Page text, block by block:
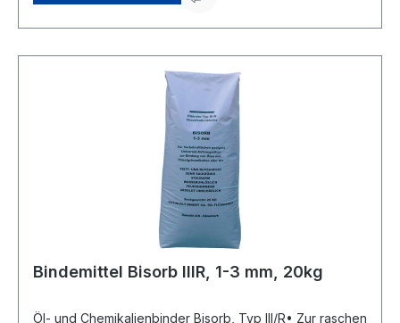
Bindemittel Bisorb IIIR, 1-3 mm, 20kg
Öl- und Chemikalienbinder Bisorb, Typ III/R• Zur raschen